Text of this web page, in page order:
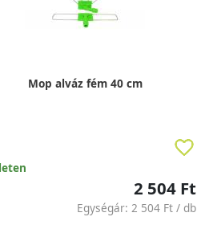
Mop alváz fém 40 cm
2 504 Ft
Egységár: 2 504 Ft / db